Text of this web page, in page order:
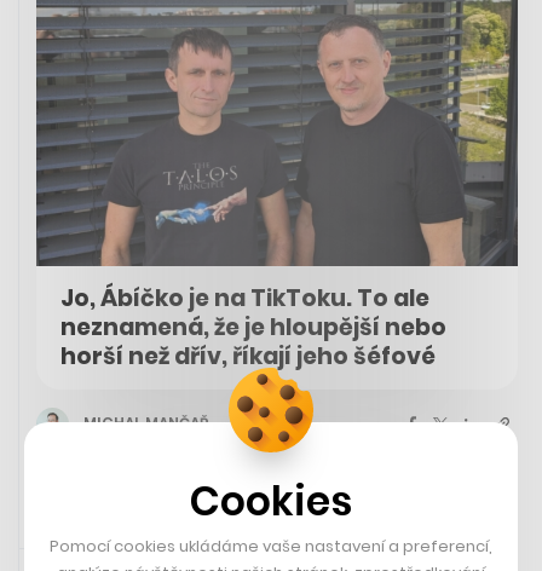
Jo, Ábíčko je na TikToku. To ale
neznamená, že je hloupější nebo
horší než dřív, říkají jeho šéfové
MICHAL MANČAŘ
24. 4. 2024 06:00
Cookies
Pomocí cookies ukládáme vaše nastavení a preferencí,